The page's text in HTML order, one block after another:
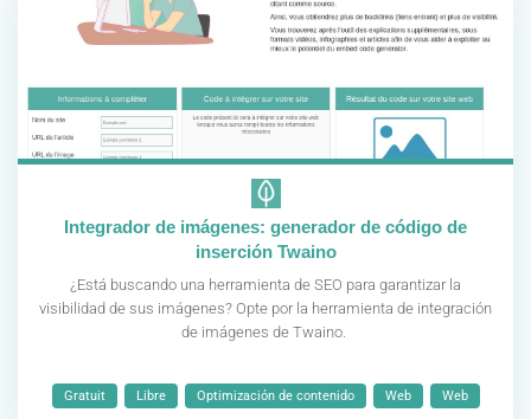
Integrador de imágenes: generador de código de
inserción Twaino
¿Está buscando una herramienta de SEO para garantizar la
visibilidad de sus imágenes? Opte por la herramienta de integración
de imágenes de Twaino.
Gratuit Libre Optimización de contenido Web Web